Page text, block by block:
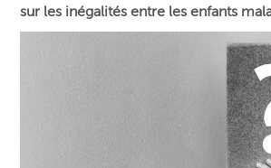
sur les inégalités entre les enfants